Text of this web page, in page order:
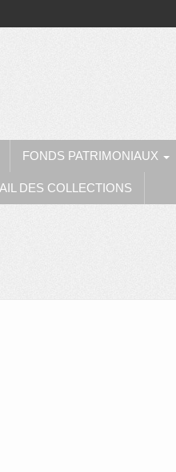
FONDS PATRIMONIAUX
DES COLLECTIONS